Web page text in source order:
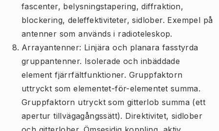
fascenter, belysningstapering, diffraktion,
blockering, deleffektiviteter, sidlober. Exempel på
antenner som används i radioteleskop.
Arrayantenner: Linjära och planara fasstyrda
gruppantenner. Isolerade och inbäddade
element fjärrfältfunktioner. Gruppfaktorn
uttryckt som elementet-för-elementet summa.
Gruppfaktorn utryckt som gitterlob summa (ett
apertur tillvägagångssätt). Direktivitet, sidlober